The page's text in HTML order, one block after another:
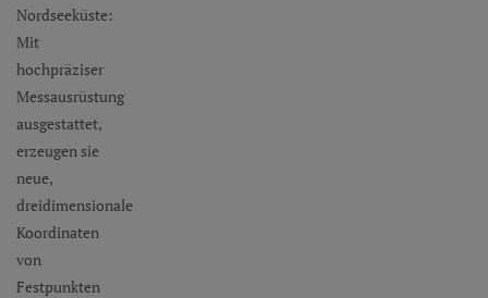
Nordseeküste:
Mit
hochpräziser
Messausrüstung
ausgestattet,
erzeugen sie
neue,
dreidimensionale
Koordinaten
von
Festpunkten